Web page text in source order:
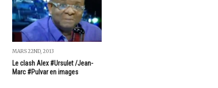
MARS 22ND, 2013
Le clash Alex #Ursulet /Jean-
Marc #Pulvar en images